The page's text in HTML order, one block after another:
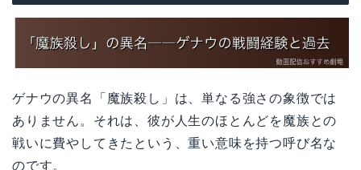
ゲナウの異名「魔族殺し」は、単なる強さの象徴では
ありません。それは、彼が人生のほとんどを魔族との
戦いに費やしてきたという、重い意味を持つ呼び名な
のです。